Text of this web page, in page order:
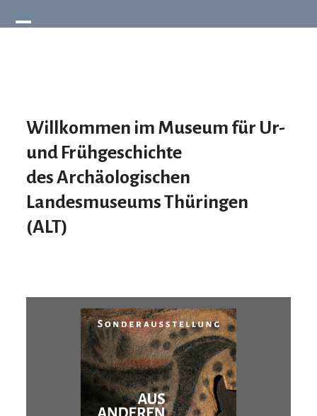
Willkommen im Museum für Ur-
und Frühgeschichte
desArchäologischen
LandesmuseumsThüringen
(ALT)